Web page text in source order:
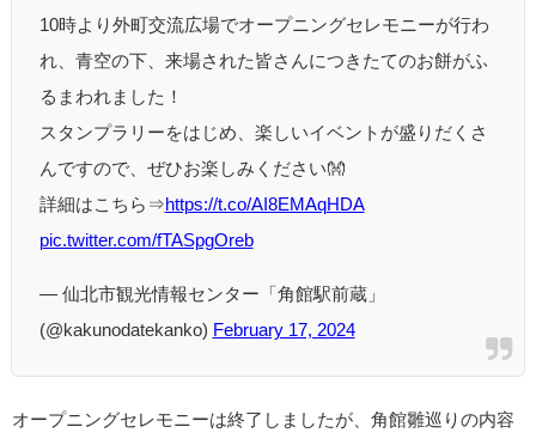
10時より外町交流広場でオープニングセレモニーが行わ
れ、青空の下、来場された皆さんにつきたてのお餅がふ
るまわれました！
スタンプラリーをはじめ、楽しいイベントが盛りだくさ
んですので、ぜひお楽しみください👐
詳細はこちら⇒ https://t.co/AI8EMAqHDA
pic.twitter.com/fTASpgOreb
— 仙北市観光情報センター「角館駅前蔵」
(@kakunodatekanko) February 17, 2024
オープニングセレモニーは終了しましたが、角館雛巡りの内容